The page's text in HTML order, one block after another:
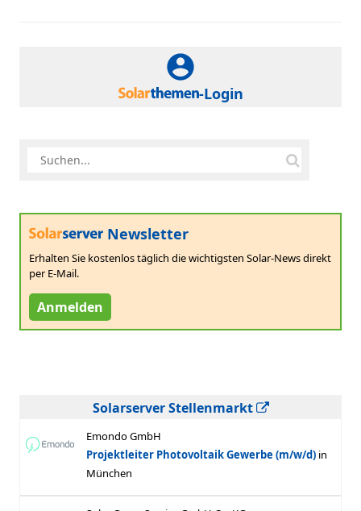
-Login
Newsletter
Erhalten Sie kostenlos täglich die wichtigsten Solar-News direkt
per E-Mail.
Anmelden
Solarserver Stellenmarkt